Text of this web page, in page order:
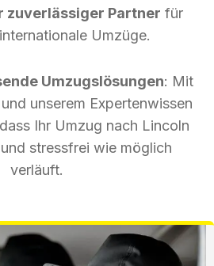
zuverlässiger Partner für
Umzüge.
Umzugslösungen: Mit
unserem Expertenwissen
Ihr Umzug nach Lincoln
stressfrei wie möglich
verläuft.